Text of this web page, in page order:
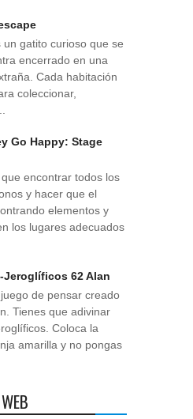
un gatito curioso que se
encerrado en una
Cada habitación
coleccionar,
Go Happy: Stage
encontrar todos los
y hacer que el
elementos y
los lugares adecuados
Jeroglíficos 62 Alan
de pensar creado
Tienes que adivinar
Coloca la
amarilla y no pongas